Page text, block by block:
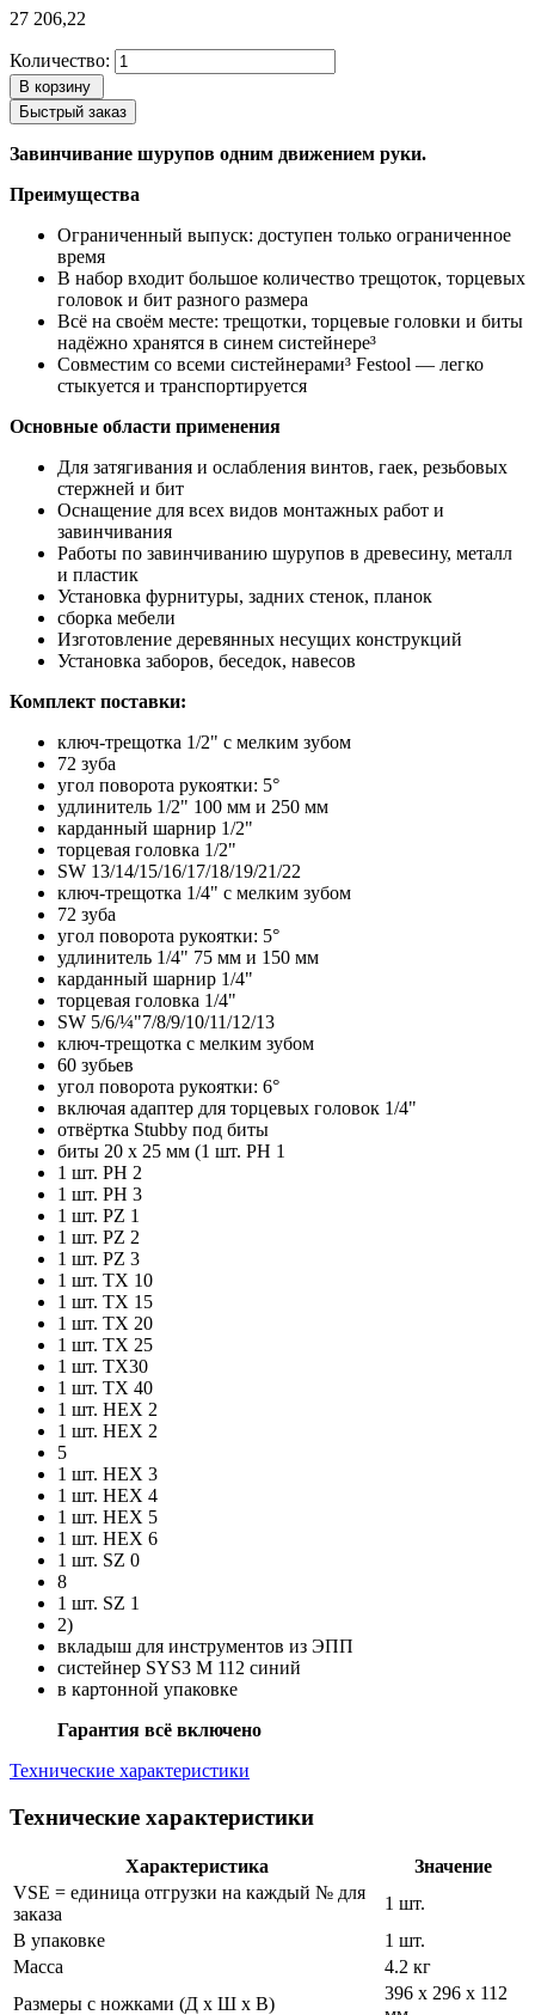
27 206,22
Количество:
В корзину
Быстрый заказ
Завинчивание шурупов одним движением руки.
Преимущества
Ограниченный выпуск: доступен только ограниченное
время
В набор входит большое количество трещоток, торцевых
головок и бит разного размера
Всё на своём месте: трещотки, торцевые головки и биты
надёжно хранятся в синем систейнере³
Совместим со всеми систейнерами³ Festool — легко
стыкуется и транспортируется
Основные области применения
Для затягивания и ослабления винтов, гаек, резьбовых
стержней и бит
Оснащение для всех видов монтажных работ и
завинчивания
Работы по завинчиванию шурупов в древесину, металл
и пластик
Установка фурнитуры, задних стенок, планок
сборка мебели
Изготовление деревянных несущих конструкций
Установка заборов, беседок, навесов
Комплект поставки:
ключ-трещотка 1/2" с мелким зубом
72 зуба
угол поворота рукоятки: 5°
удлинитель 1/2" 100 мм и 250 мм
карданный шарнир 1/2"
торцевая головка 1/2"
SW 13/14/15/16/17/18/19/21/22
ключ-трещотка 1/4" с мелким зубом
72 зуба
угол поворота рукоятки: 5°
удлинитель 1/4" 75 мм и 150 мм
карданный шарнир 1/4"
торцевая головка 1/4"
SW 5/6/¼"7/8/9/10/11/12/13
ключ-трещотка с мелким зубом
60 зубьев
угол поворота рукоятки: 6°
включая адаптер для торцевых головок 1/4"
отвёртка Stubby под биты
биты 20 x 25 мм (1 шт. PH 1
1 шт. PH 2
1 шт. PH 3
1 шт. PZ 1
1 шт. PZ 2
1 шт. PZ 3
1 шт. TX 10
1 шт. TX 15
1 шт. TX 20
1 шт. TX 25
1 шт. TX30
1 шт. TX 40
1 шт. HEX 2
1 шт. HEX 2
5
1 шт. HEX 3
1 шт. HEX 4
1 шт. HEX 5
1 шт. HEX 6
1 шт. SZ 0
8
1 шт. SZ 1
2)
вкладыш для инструментов из ЭПП
систейнер SYS3 M 112 синий
в картонной упаковке
Гарантия всё включено
Технические характеристики
Технические характеристики
Характеристика
Значение
VSE = единица отгрузки на каждый № для
заказа
1 шт.
В упаковке
1 шт.
Масса
4.2 кг
Размеры с ножками (Д x Ш x В)
396 x 296 x 112